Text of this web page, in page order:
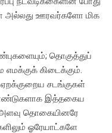
அல்லது ஊரவர்களோ மிக
தொகுத்துப்
எமக்குக் கிடைக்கும்.
ஏறக்குறைய சடங்குகள்
இத்தகைய
அளவு தொகையினரே
ஓரேயாட்களே